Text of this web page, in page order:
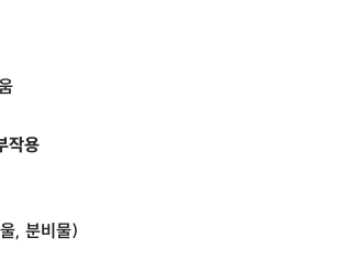
작용
, 분비물)